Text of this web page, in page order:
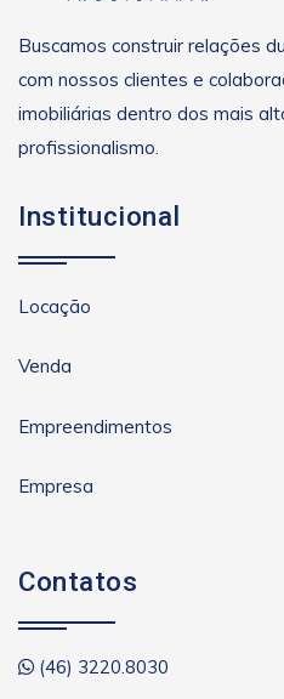
Buscamos construir relações
com nossos clientes e
imobiliárias dentro dos mais
profissionalismo.
Institucional
Locação
Venda
Empreendimentos
Empresa
Contatos
(46) 3220.8030